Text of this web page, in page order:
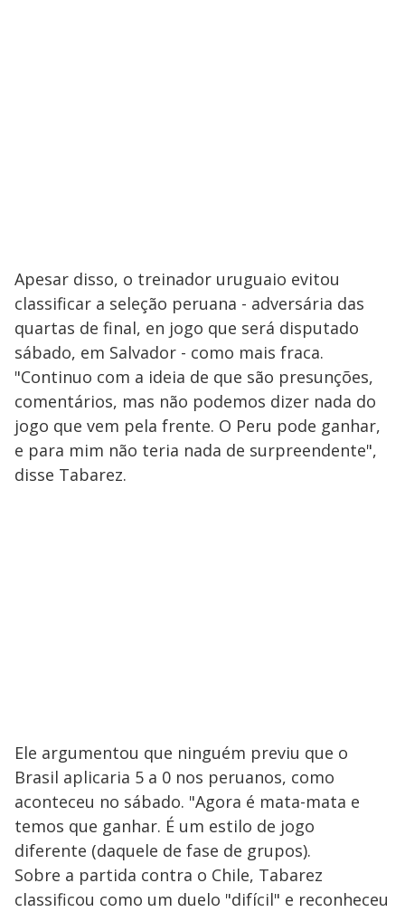
Apesar disso, o treinador uruguaio evitou
classificar a seleção peruana - adversária das
quartas de final, en jogo que será disputado
sábado, em Salvador - como mais fraca.
"Continuo com a ideia de que são presunções,
comentários, mas não podemos dizer nada do
jogo que vem pela frente. O Peru pode ganhar,
e para mim não teria nada de surpreendente",
disse Tabarez.
Ele argumentou que ninguém previu que o
Brasil aplicaria 5 a 0 nos peruanos, como
aconteceu no sábado. "Agora é mata-mata e
temos que ganhar. É um estilo de jogo
diferente (daquele de fase de grupos).
Sobre a partida contra o Chile, Tabarez
classificou como um duelo "difícil" e reconheceu